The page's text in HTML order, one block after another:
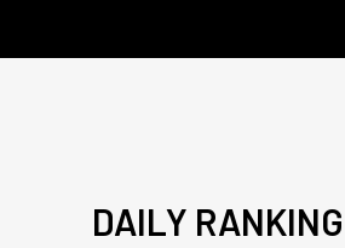
DAILY RANKING